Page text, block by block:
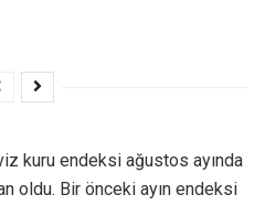
kuru endeksi ağustos ayında
oldu. Bir önceki ayın endeksi